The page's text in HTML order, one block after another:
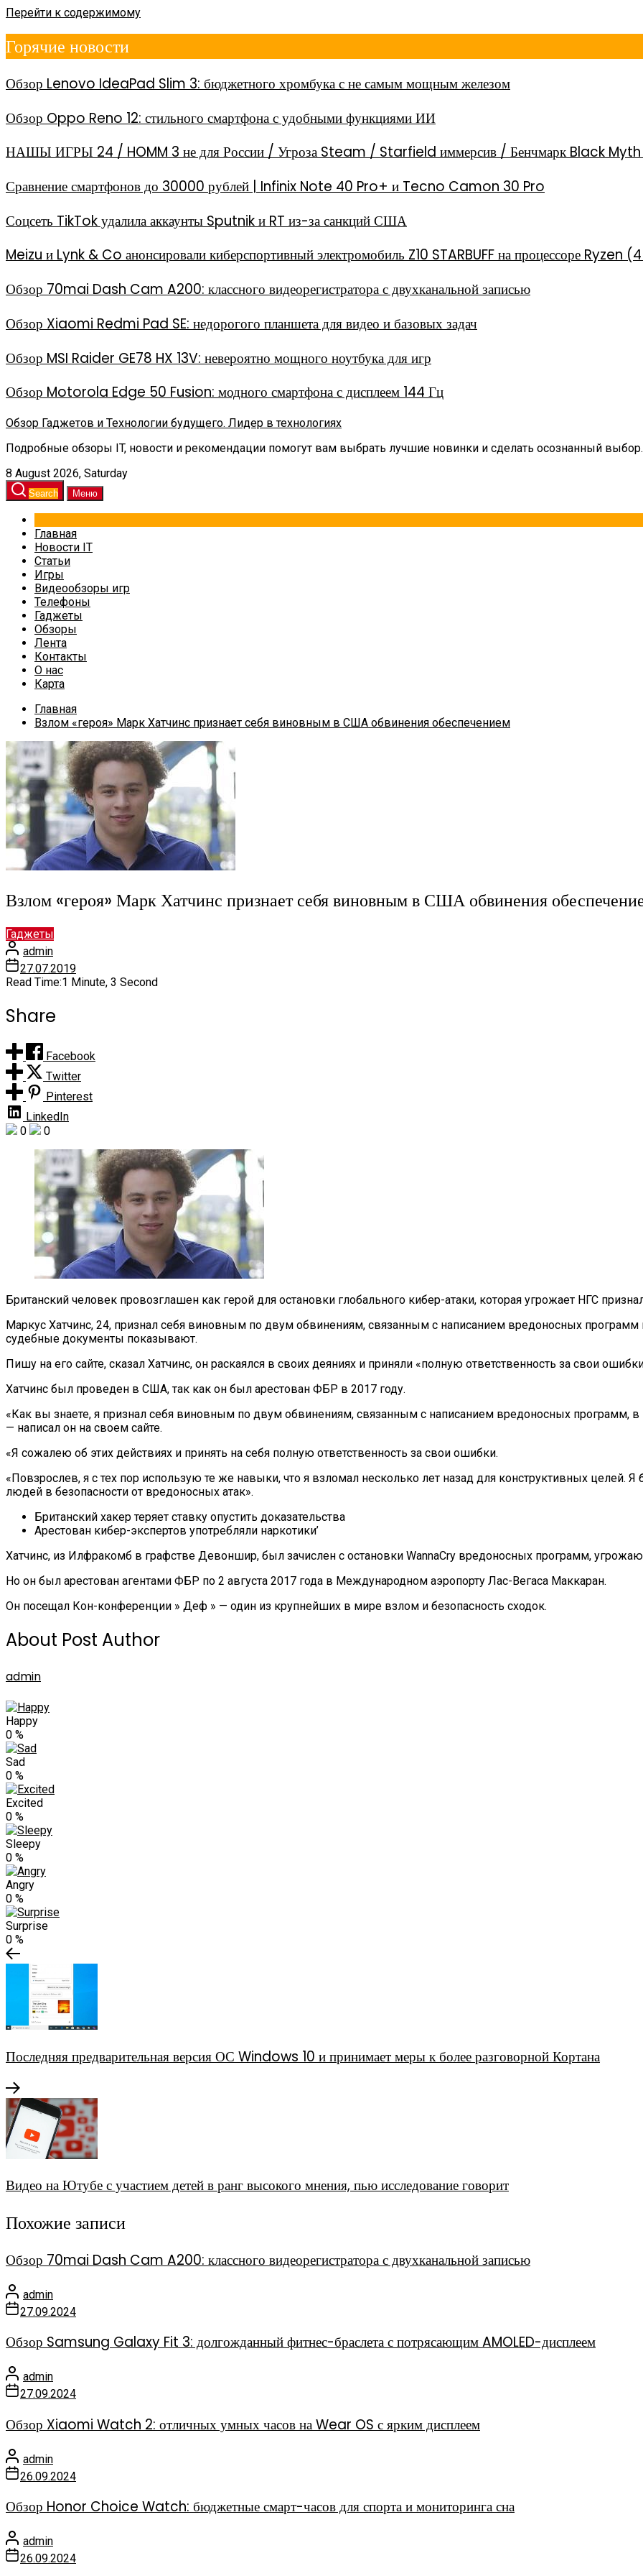
Перейти к содержимому
Горячие новости
Обзор Lenovo IdeaPad Slim 3: бюджетного хромбука с не самым мощным железом
Обзор Oppo Reno 12: стильного смартфона с удобными функциями ИИ
НАШЫ ИГРЫ 24 / HOMM 3 не для России / Угроза Steam / Starfield иммерсив / Бенчмарк Black
Сравнение смартфонов до 30000 рублей | Infinix Note 40 Pro+ и Tecno Camon 30 Pro
Соцсеть TikTok удалила аккаунты Sputnik и RT из-за санкций США
Meizu и Lynk & Co анонсировали киберспортивный электромобиль Z10 STARBUFF на процессоре Ryzen
Обзор 70mai Dash Cam A200: классного видеорегистратора с двухканальной записью
Обзор Xiaomi Redmi Pad SE: недорогого планшета для видео и базовых задач
Обзор MSI Raider GE78 HX 13V: невероятно мощного ноутбука для игр
Обзор Motorola Edge 50 Fusion: модного смартфона с дисплеем 144 Гц
Обзор Гаджетов и Технологии будущего. Лидер в технологиях
Подробные обзоры IT, новости и рекомендации помогут вам выбрать лучшие новинки и сделать осознанный выбор.
8 August 2026, Saturday
Search Меню
Главная
Новости IT
Статьи
Игры
Видеообзоры игр
Телефоны
Гаджеты
Обзоры
Лента
Контакты
О нас
Карта
Главная
Взлом «героя» Марк Хатчинс признает себя виновным в США обвинения обеспечением
Взлом «героя» Марк Хатчинс признает себя виновным в США обвинения
Гаджеты
admin
27.07.2019
Read Time:1 Minute, 3 Second
Share
Facebook
Twitter
Pinterest
LinkedIn
0
0
Британский человек провозглашен как герой для остановки глобального кибер-атаки, которая угрожает НГС
Маркус Хатчинс, 24, признал себя виновным по двум обвинениям, связанным с написанием вредоносных
судебные документы показывают.
Пишу на его сайте, сказал Хатчинс, он раскаялся в своих деяниях и приняли «полную ответственность за свои
Хатчинс был проведен в США, так как он был арестован ФБР в 2017 году.
«Как вы знаете, я признал себя виновным по двум обвинениям, связанным с написанием вредоносных программ,
— написал он на своем сайте.
«Я сожалею об этих действиях и принять на себя полную ответственность за свои ошибки.
«Повзрослев, я с тех пор использую те же навыки, что я взломал несколько лет назад для конструктивных целей.
людей в безопасности от вредоносных атак».
Британский хакер теряет ставку опустить доказательства
Арестован кибер-экспертов употребляли наркотики’
Хатчинс, из Илфракомб в графстве Девоншир, был зачислен с остановки WannaCry вредоносных программ,
Но он был арестован агентами ФБР по 2 августа 2017 года в Международном аэропорту Лас-Вегаса Маккаран.
Он посещал Кон-конференции » Деф » — один из крупнейших в мире взлом и безопасность сходок.
About Post Author
admin
Happy
0 %
Sad
0 %
Excited
0 %
Sleepy
0 %
Angry
0 %
Surprise
0 %
Последняя предварительная версия ОС Windows 10 и принимает меры к более разговорной Кортана
Видео на Ютубе с участием детей в ранг высокого мнения, пью исследование говорит
Похожие записи
Обзор 70mai Dash Cam A200: классного видеорегистратора с двухканальной записью
admin
27.09.2024
Обзор Samsung Galaxy Fit 3: долгожданный фитнес-браслета с потрясающим AMOLED-дисплеем
admin
27.09.2024
Обзор Xiaomi Watch 2: отличных умных часов на Wear OS с ярким дисплеем
admin
26.09.2024
Обзор Honor Choice Watch: бюджетные смарт-часов для спорта и мониторинга сна
admin
26.09.2024